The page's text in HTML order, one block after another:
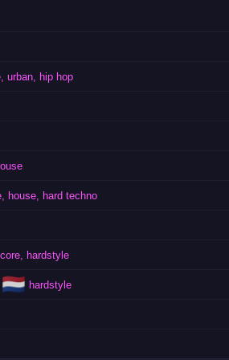
urban, hip hop
house, hard techno
hardstyle
🇳🇱 hardstyle